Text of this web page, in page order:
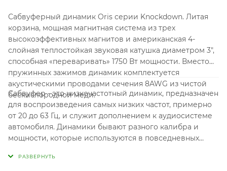
Сабвуферный динамик Oris серии Knockdown. Литая
корзина, мощная магнитная система из трех
высокоэффективных магнитов и американская 4-
слойная теплостойкая звуковая катушка диаметром 3",
способная «переваривать» 1750 Вт мощности. Вместо
пружинных зажимов динамик комплектуется
акустическими проводами сечения 8AWG из чистой
бескислородной меди.
Сабвуфер - это низкочастотный динамик, предназначен
для воспроизведения самых низких частот, примерно
от 20 до 63 Гц, и служит дополнением к аудиосистеме
автомобиля. Динамики бывают разного калибра и
мощности, которые используются в повседневных
давлению - SPL.